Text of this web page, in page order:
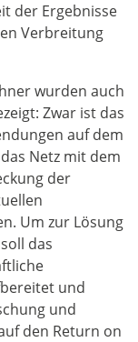
der Ergebnisse
Verbreitung
wurden auch
Zwar ist das
auf dem
Netz mit dem
der
Um zur Lösung
das
und
und
den Return on